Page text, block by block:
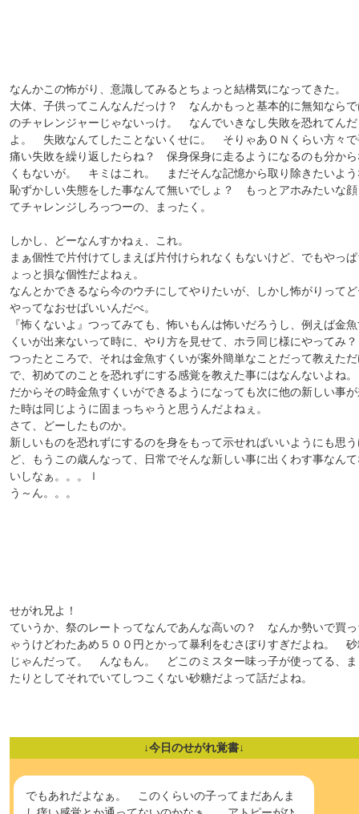
なんかこの怖がり、意識してみるとちょっと結構気になってきた。
大体、子供ってこんなんだっけ？ なんかもっと基本的に無知なら
のチャレンジャーじゃないっけ。 なんでいきなし失敗を恐れてんだ
よ。 失敗なんてしたことないくせに。 そりゃあＯＮくらい方々で
痛い失敗を繰り返したらね？ 保身保身に走るようになるのも分か
くもないが。 キミはこれ。 まだそんな記憶から取り除きたいよ
恥ずかしい失態をした事なんて無いでしょ？ もっとアホみたいな
てチャレンジしろっつーの、まったく。
しかし、どーなんすかねぇ、これ。
まぁ個性で片付けてしまえば片付けられなくもないけど、でもやっ
ょっと損な個性だよねぇ。
なんとかできるなら今のウチにしてやりたいが、しかし怖がりって
やってなおせばいいんだべ。
『怖くないよ』つってみても、怖いもんは怖いだろうし、例えば金
くいが出来ないって時に、やり方を見せて、ホラ同じ様にやって
つったところで、それは金魚すくいが案外簡単なことだって教えた
で、初めてのことを恐れずにする感覚を教えた事にはなんないよ
だからその時金魚すくいができるようになっても次に他の新しい事
た時は同じように固まっちゃうと思うんだよねぇ。
さて、どーしたものか。
新しいものを恐れずにするのを身をもって示せればいいようにも思
ど、もうこの歳んなって、日常でそんな新しい事に出くわす事なん
いしなぁ。。。ｌ
う～ん。。。
せがれ兄よ！
ていうか、祭のレートってなんであんな高いの？ なんか勢いで買
ゃうけどわたあめ５００円とかって暴利をむさぼりすぎだよね。
じゃんだって。 んなもん。 どこのミスター味っ子が使ってる、
たりとしてそれでいてしつこくない砂糖だよって話だよね。
↓今日のせがれ覚書↓
でもあれだよなぁ。 このくらいの子ってまだあんま